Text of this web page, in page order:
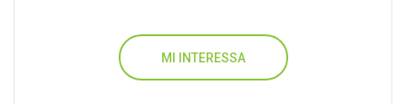
MI INTERESSA